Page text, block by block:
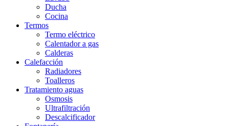
Ducha
Cocina
Termos
Termo eléctrico
Calentador a gas
Calderas
Calefacción
Radiadores
Toalleros
Tratamiento aguas
Osmosis
Ultrafiltración
Descalcificador